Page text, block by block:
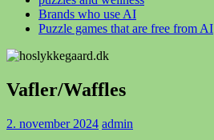
Brands who use AI
Puzzle games that are free from AI
Vafler/Waffles
2. november 2024 admin